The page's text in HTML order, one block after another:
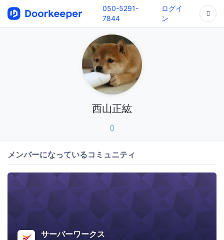
050-5291-
7844
ログイ
ン
西山正紘
メンバーになっているコミュニティ
サーバーワークス